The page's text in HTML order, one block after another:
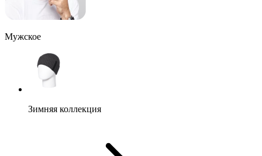
Мужское
Зимняя коллекция